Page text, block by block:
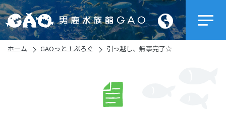
ホーム GAOっと！ぶろぐ 引っ越し、無事完了☆